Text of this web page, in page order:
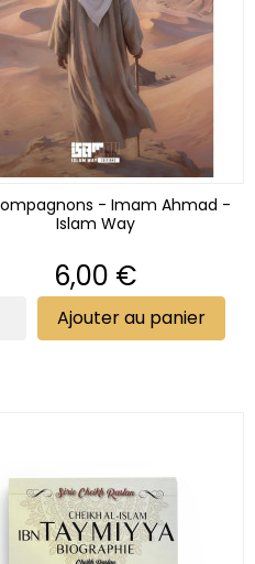
- Imam Ahmad -
Islam Way
Prix
6,00 €
Ajouter au panier